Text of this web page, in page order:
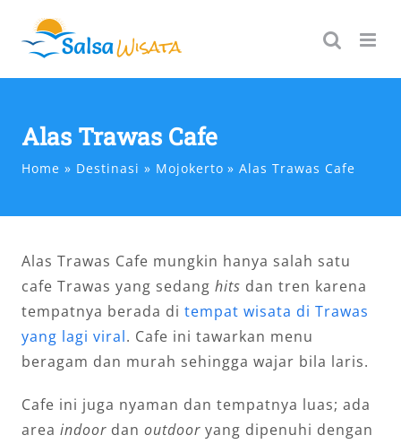
content
Alas Trawas Cafe
Home Destinasi Mojokerto Alas Trawas Cafe
Alas Trawas Cafe mungkin hanya salah satu
cafe Trawas yang sedang hits dan tren karena
tempatnya berada di tempat wisata di Trawas
yang lagi viral. Cafe ini tawarkan menu
beragam dan murah sehingga wajar bila laris.
Cafe ini juga nyaman dan tempatnya luas; ada
area indoor dan outdoor yang dipenuhi dengan